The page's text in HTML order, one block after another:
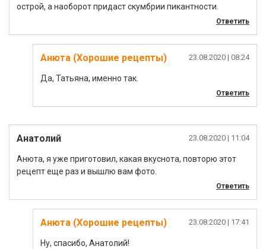
острой, а наоборот придаст скумбрии пикантности.
Ответить
Анюта (Хорошие рецепты) 23.08.2020 | 08:24
Да, Татьяна, именно так.
Ответить
Анатолий 23.08.2020 | 11:04
Анюта, я уже приготовил, какая вкуснота, повторю этот
рецепт еще раз и вышлю вам фото.
Ответить
Анюта (Хорошие рецепты) 23.08.2020 | 17:41
Ну, спасибо, Анатолий!